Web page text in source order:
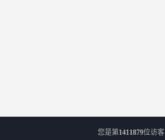
您是第1411879位访客